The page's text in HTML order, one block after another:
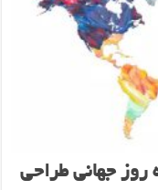
روز جهانی طراحی